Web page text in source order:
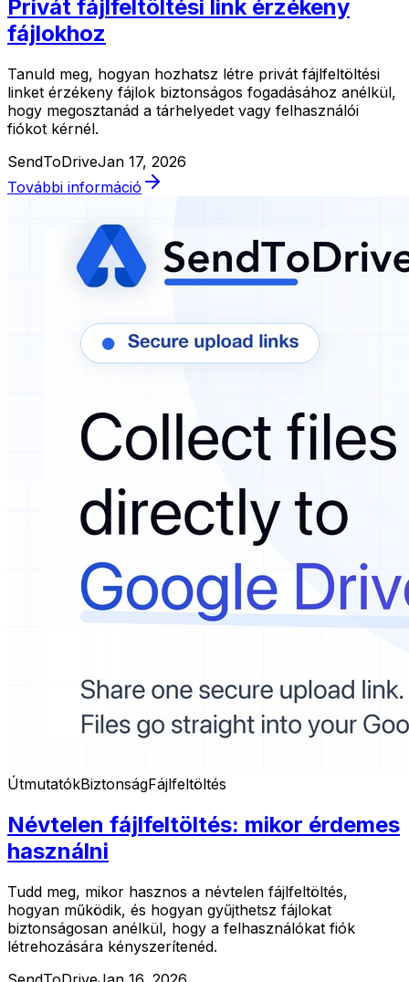
Privát fájlfeltöltési link érzékeny
fájlokhoz
Tanuld meg, hogyan hozhatsz létre privát fájlfeltöltési
linket érzékeny fájlok biztonságos fogadásához anélkül,
hogy megosztanád a tárhelyedet vagy felhasználói
fiókot kérnél.
SendToDriveJan 17, 2026
További információ
ÚtmutatókBiztonságFájlfeltöltés
Névtelen fájlfeltöltés: mikor érdemes
használni
Tudd meg, mikor hasznos a névtelen fájlfeltöltés,
hogyan működik, és hogyan gyűjthetsz fájlokat
biztonságosan anélkül, hogy a felhasználókat fiók
létrehozására kényszerítenéd.